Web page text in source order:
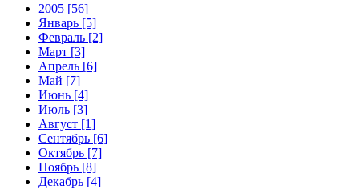
2005 [56]
Январь [5]
Февраль [2]
Март [3]
Апрель [6]
Май [7]
Июнь [4]
Июль [3]
Август [1]
Сентябрь [6]
Октябрь [7]
Ноябрь [8]
Декабрь [4]